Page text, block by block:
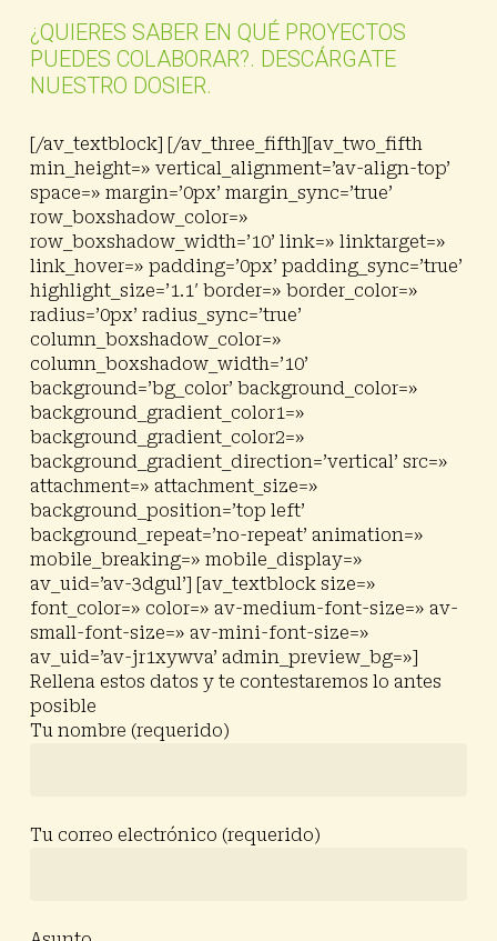
¿QUIERES SABER EN QUÉ PROYECTOS
PUEDES COLABORAR?. DESCÁRGATE
NUESTRO DOSIER.
[/av_textblock] [/av_three_fifth][av_two_fifth
min_height=» vertical_alignment=’av-align-top’
space=» margin=’0px’ margin_sync=’true’
row_boxshadow_color=»
row_boxshadow_width=’10’ link=» linktarget=»
link_hover=» padding=’0px’ padding_sync=’true’
highlight_size=’1.1′ border=» border_color=»
radius=’0px’ radius_sync=’true’
column_boxshadow_color=»
column_boxshadow_width=’10’
background=’bg_color’ background_color=»
background_gradient_color1=»
background_gradient_color2=»
background_gradient_direction=’vertical’ src=»
attachment=» attachment_size=»
background_position=’top left’
background_repeat=’no-repeat’ animation=»
mobile_breaking=» mobile_display=»
av_uid=’av-3dgul’] [av_textblock size=»
font_color=» color=» av-medium-font-size=» av-
small-font-size=» av-mini-font-size=»
av_uid=’av-jr1xywva’ admin_preview_bg=»]
Rellena estos datos y te contestaremos lo antes
posible
Tu nombre (requerido)
Tu correo electrónico (requerido)